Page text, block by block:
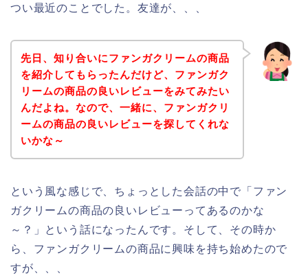
つい最近のことでした。友達が、、、
先日、知り合いにファンガクリームの商品
を紹介してもらったんだけど、ファンガク
リームの商品の良いレビューをみてみたい
んだよね。なので、一緒に、ファンガクリ
ームの商品の良いレビューを探してくれな
いかな～
という風な感じで、ちょっとした会話の中で「ファン
ガクリームの商品の良いレビューってあるのかな
～？」という話になったんです。そして、その時か
ら、ファンガクリームの商品に興味を持ち始めたので
すが、、、